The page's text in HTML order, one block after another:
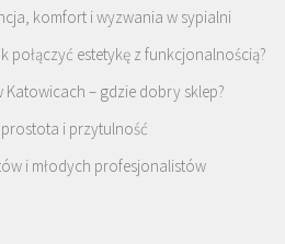
komfort i wyzwania w sypialni
połączyć estetykę z funkcjonalnością?
– gdzie dobry sklep?
i przytulność
i młodych profesjonalistów